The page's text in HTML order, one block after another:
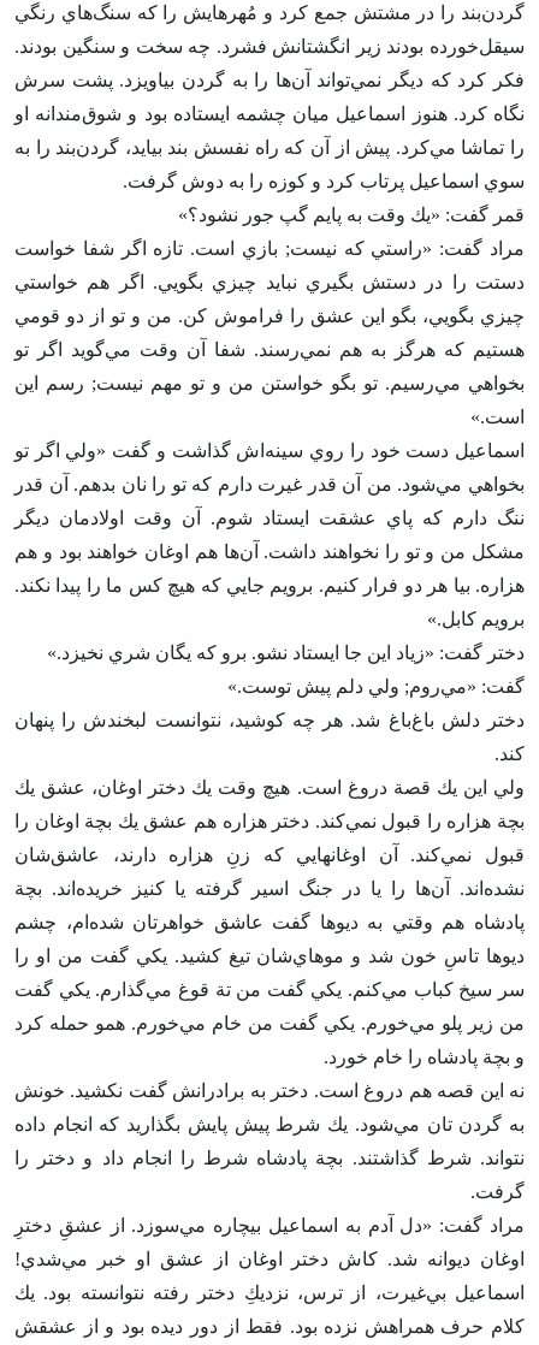
گردن‌بند را در مشتش جمع كرد و مُهرهايش را كه سنگ‌هاي رنگي
سيقل‌خورده بودند زير انگشتانش فشرد. چه سخت و سنگين بودند.
فكر كرد كه ديگر نمي‌تواند آن‌ها را به گردن بياويزد. پشت سرش
نگاه كرد. هنوز اسماعيل ميان چشمه ايستاده بود و شوق‌مندانه او
را تماشا مي‌كرد. پيش از آن كه راه نفسش بند بيايد، گردن‌بند را به
سوي اسماعيل پرتاب كرد و كوزه را به دوش گرفت‌.
قمر گفت‌: «يك وقت به پايم گپ جور نشود؟»
مراد گفت‌: «راستي كه نيست‌; بازي است‌. تازه اگر شفا خواست
دستت را در دستش بگيري نبايد چيزي بگويي‌. اگر هم خواستي
چيزي بگويي‌، بگو اين عشق را فراموش كن‌. من و تو از دو قومي
هستيم كه هرگز به هم نمي‌رسند. شفا آن وقت مي‌گويد اگر تو
بخواهي مي‌رسيم‌. تو بگو خواستن من و تو مهم نيست‌; رسم اين
است‌.»
اسماعيل دست خود را روي سينه‌اش گذاشت و گفت «ولي اگر تو
بخواهي مي‌شود. من آن قدر غيرت دارم كه تو را نان بدهم‌. آن قدر
ننگ دارم كه پاي عشقت ايستاد شوم‌. آن وقت اولادمان ديگر
مشكل من و تو را نخواهند داشت‌. آن‌ها هم اوغان خواهند بود و هم
هزاره‌. بيا هر دو فرار كنيم‌. برويم جايي كه هيچ كس ما را پيدا نكند.
برويم كابل‌.»
دختر گفت‌: «زياد اين جا ايستاد نشو. برو كه يگان شري نخيزد.»
گفت‌: «مي‌روم‌; ولي دلم پيش توست‌.»
دختر دلش باغ‌باغ شد. هر چه كوشيد، نتوانست لبخندش را پنهان
كند.
ولي اين يك قصة دروغ است‌. هيچ وقت يك دختر اوغان‌، عشق يك
بچة هزاره را قبول نمي‌كند. دختر هزاره هم عشق يك بچة اوغان را
قبول نمي‌كند. آن اوغانهايي كه زن‌ِ هزاره دارند، عاشق‌شان
نشده‌اند. آن‌ها را يا در جنگ اسير گرفته يا كنيز خريده‌اند. بچة
پادشاه هم وقتي به ديوها گفت عاشق خواهرتان شده‌ام‌، چشم
ديوها تاس‌ِ خون شد و موهاي‌شان تيغ كشيد. يكي گفت من او را
سر سيخ كباب مي‌كنم‌. يكي گفت من تة قوغ مي‌گذارم‌. يكي گفت
من زير پلو مي‌خورم‌. يكي گفت من خام مي‌خورم‌. همو حمله كرد
و بچة پادشاه را خام خورد.
نه اين قصه هم دروغ است‌. دختر به برادرانش گفت نكشيد. خونش
به گردن تان مي‌شود. يك شرط پيش پايش بگذاريد كه انجام داده
نتواند. شرط گذاشتند. بچة پادشاه شرط را انجام داد و دختر را
گرفت‌.
مراد گفت‌: «دل آدم به اسماعيل بيچاره مي‌سوزد. از عشق‌ِ دخترِ
اوغان ديوانه شد. كاش دختر اوغان از عشق او خبر مي‌شدي‌!
اسماعيل بي‌غيرت‌، از ترس‌، نزديك‌ِ دختر رفته نتوانسته بود. يك
كلام حرف همراهش نزده بود. فقط از دور ديده بود و از عشقش